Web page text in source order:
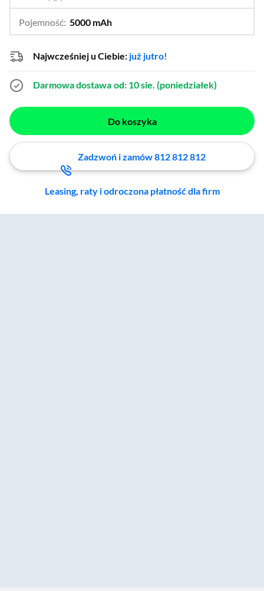
Pojemność: 5000 mAh
Najwcześniej u Ciebie: już jutro!
Darmowa dostawa od: 10 sie. (poniedziałek)
Do koszyka
Zadzwoń i zamów 812 812 812
Leasing, raty i odroczona płatność dla firm